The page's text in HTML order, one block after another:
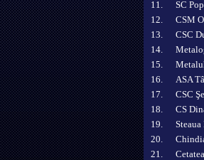
11.
SC
12.
CSM
13.
CSC
14.
15.
16.
ASA
17.
CSC
18.
CS
19.
20.
21.